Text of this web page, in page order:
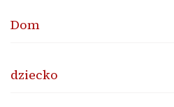
Dom
dziecko